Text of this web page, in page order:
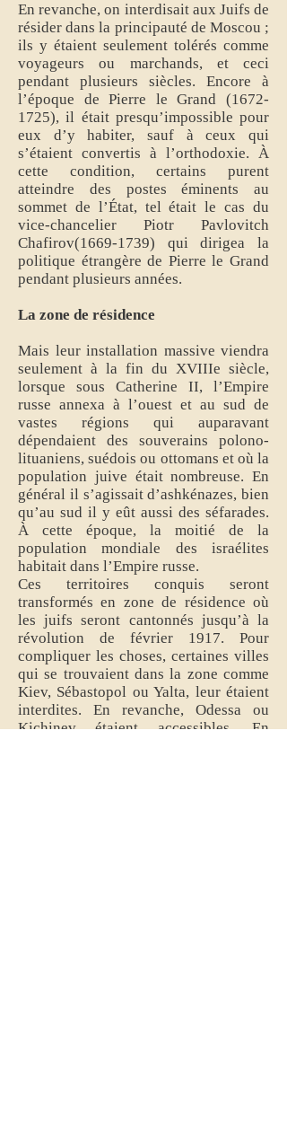
En revanche, on interdisait aux Juifs de
résider dans la principauté de Moscou ;
ils y étaient seulement tolérés comme
voyageurs ou marchands, et ceci
pendant plusieurs siècles. Encore à
l’époque de Pierre le Grand (1672-
1725), il était presqu’impossible pour
eux d’y habiter, sauf à ceux qui
s’étaient convertis à l’orthodoxie. À
cette condition, certains purent
atteindre des postes éminents au
sommet de l’État, tel était le cas du
vice-chancelier Piotr Pavlovitch
Chafirov(1669-1739) qui dirigea la
politique étrangère de Pierre le Grand
pendant plusieurs années.
La zone de résidence
Mais leur installation massive viendra
seulement à la fin du XVIIIe siècle,
lorsque sous Catherine II, l’Empire
russe annexa à l’ouest et au sud de
vastes régions qui auparavant
dépendaient des souverains polono-
lituaniens, suédois ou ottomans et où la
population juive était nombreuse. En
général il s’agissait d’ashkénazes, bien
qu’au sud il y eût aussi des séfarades.
À cette époque, la moitié de la
population mondiale des israélites
habitait dans l’Empire russe.
Ces territoires conquis seront
transformés en zone de résidence où
les juifs seront cantonnés jusqu’à la
révolution de février 1917. Pour
compliquer les choses, certaines villes
qui se trouvaient dans la zone comme
Kiev, Sébastopol ou Yalta, leur étaient
interdites. En revanche, Odessa ou
Kichinev étaient accessibles. En